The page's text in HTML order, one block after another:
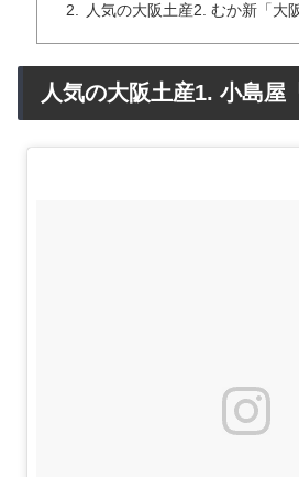
人気の大阪土産2. むか新「大
人気の大阪土産1. 小島屋